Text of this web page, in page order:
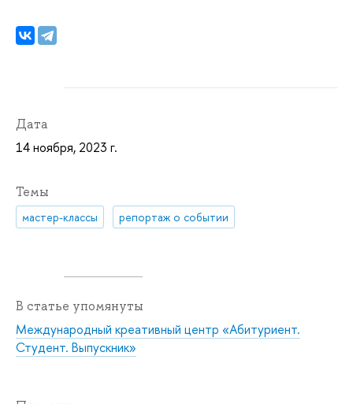
Дата
14 ноября, 2023 г.
Темы
мастер-классы репортаж о событии
В статье упомянуты
Международный креативный центр «Абитуриент.
Студент. Выпускник»